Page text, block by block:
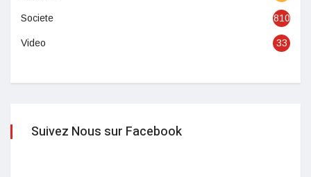
Societe 810
Video 33
Suivez Nous sur Facebook